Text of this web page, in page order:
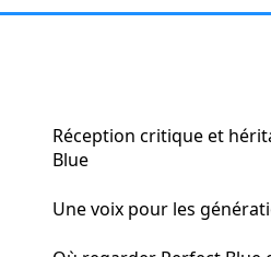
Réception critique et
Blue
Une voix pour les